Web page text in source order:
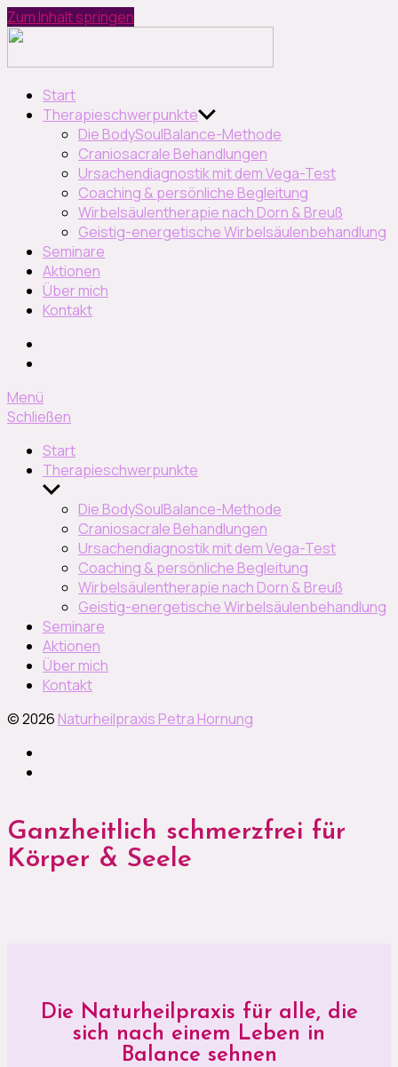
Zum Inhalt springen
Start
Therapieschwerpunkte
Die BodySoulBalance-Methode
Craniosacrale Behandlungen
Ursachendiagnostik mit dem Vega-Test
Coaching & persönliche Begleitung
Wirbelsäulentherapie nach Dorn & Breuß
Geistig-energetische Wirbelsäulenbehandlung
Seminare
Aktionen
Über mich
Kontakt
Menü
Schließen
Start
Therapieschwerpunkte
Untermenü
anzeigenDie BodySoulBalance-Methode
Craniosacrale Behandlungen
Ursachendiagnostik mit dem Vega-Test
Coaching & persönliche Begleitung
Wirbelsäulentherapie nach Dorn & Breuß
Geistig-energetische Wirbelsäulenbehandlung
Seminare
Aktionen
Über mich
Kontakt
© 2026 Naturheilpraxis Petra Hornung
Ganzheitlich schmerzfrei für
Körper & Seele
Die Naturheilpraxis für alle, die
sich nach einem Leben in
Balance sehnen